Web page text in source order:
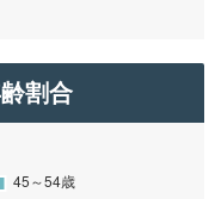
割合